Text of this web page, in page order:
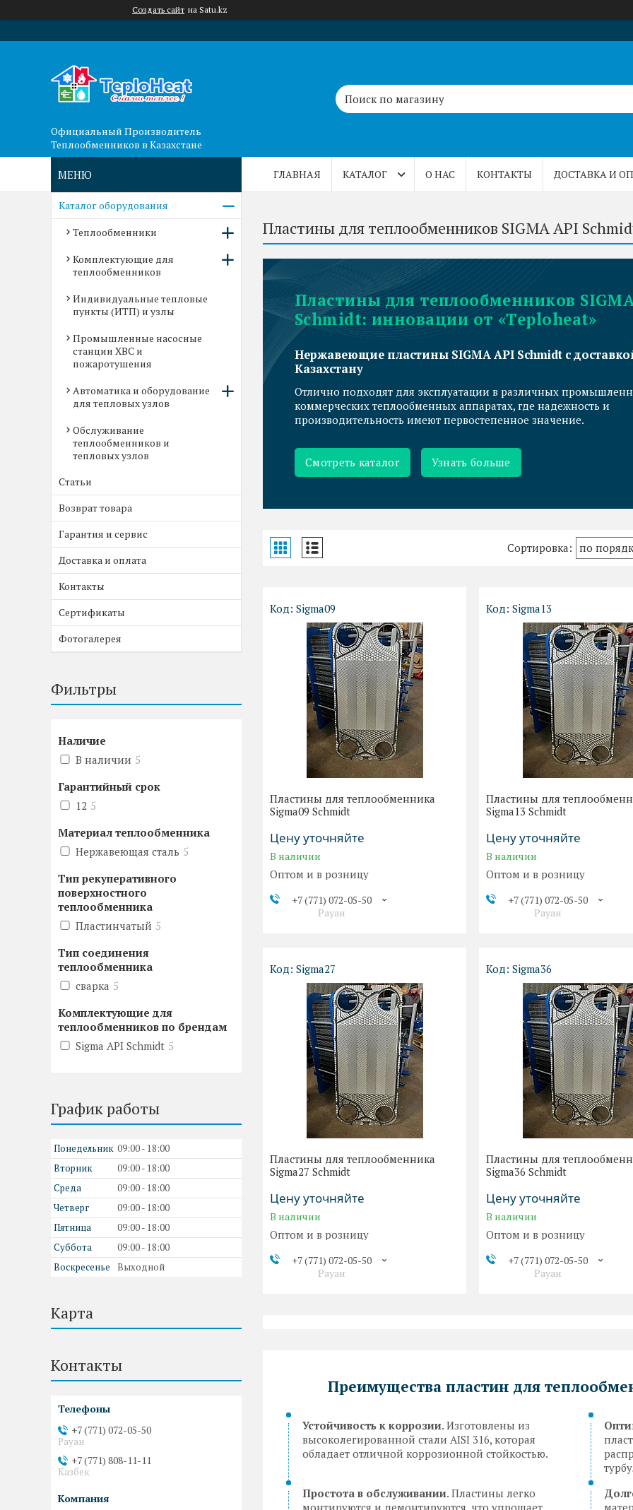
Создать сайт на Satu.kz
Официальный Производитель
Теплообменников в Казахстане
ГЛАВНАЯ КАТАЛОГ О НАС КОНТАКТЫ ДОСТАВКА И
Пластины для теплообменников SIGMA API
Пластины для теплообменников
Schmidt: инновации от «Teploheat»
Нержавеющие пластины SIGMA API Schmidt с
Казахстану
Отлично подходят для эксплуатации в различных
коммерческих теплообменных аппаратах, где надежность и
производительность имеют первостепенное значение.
Смотреть каталог Узнать больше
Sigma09
Пластины для теплообменника
Sigma09 Schmidt
Цену уточняйте
В наличии
Оптом и в розницу
+7 (771) 072-05-50
Рауан
Sigma13
Пластины для
Sigma13 Schmidt
Цену уточняйте
В наличии
Оптом и в розницу
+7 (771) 072-05-50
Рауан
Sigma27
Пластины для теплообменника
Sigma27 Schmidt
Цену уточняйте
В наличии
Оптом и в розницу
+7 (771) 072-05-50
Рауан
Sigma36
Пластины для
Sigma36 Schmidt
Цену уточняйте
В наличии
Оптом и в розницу
+7 (771) 072-05-50
Рауан
Преимущества пластин для
Устойчивость к коррозии. Изготовлены из
высоколегированной стали AISI 316, которая
обладает отличной коррозионной стойкостью.
Простота в обслуживании. Пластины легко
Каталог оборудования
Теплообменники
Комплектующие для
теплообменников
Индивидуальные тепловые
пункты (ИТП) и узлы
Промышленные насосные
станции ХВС и
пожаротушения
Автоматика и оборудование
для тепловых узлов
Обслуживание
теплообменников и
тепловых узлов
Статьи
Возврат товара
Гарантия и сервис
Доставка и оплата
Контакты
Сертификаты
Фотогалерея
Фильтры
Наличие
В наличии 5
Гарантийный срок
12 5
Материал теплообменника
Нержавеющая сталь 5
Тип рекуперативного
поверхностного
теплообменника
Пластинчатый 5
Тип соединения
теплообменника
сварка 5
Комплектующие для
теплообменников по брендам
Sigma API Schmidt 5
График работы
Понедельник 09:00
18:00
Вторник
09:00
18:00
Среда
09:00
18:00
Четверг
09:00
18:00
Пятница
09:00
18:00
Суббота
09:00
18:00
Воскресенье
Выходной
Карта
Контакты
+7 (771) 072-05-50
Рауан
+7 (771) 808-11-11
Казбек